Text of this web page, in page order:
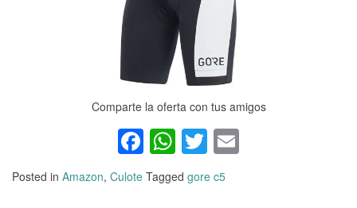
Comparte la oferta con tus amigos
Facebook
WhatsApp
Twitter
Posted in Amazon, Culote Tagged gore c5